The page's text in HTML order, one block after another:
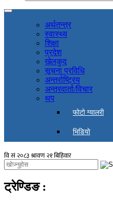
अर्थतन्त्र
स्वास्थ्य
शिक्षा
प्रदेश
खेलकुद
सूचना प्रविधि
अन्तर्राष्ट्रिय
अन्तरवार्ता/विचार
थप
फोटो ग्यालरी
भिडियो
ट्रेण्डिङ :